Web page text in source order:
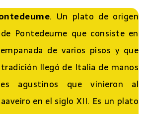
. Un plato de origen
Pontedeume que consiste en
de varios pisos y que
llegó de Italia de manos
agustinos que vinieron al
en el siglo XII. Es un plato